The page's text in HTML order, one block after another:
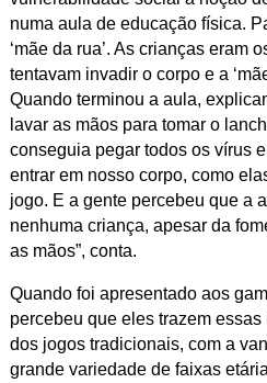
numa aula de educação física.
‘mãe da rua’. As crianças eram
tentavam invadir o corpo e a
Quando terminou a aula,
lavar as mãos para tomar o
conseguia pegar todos os vírus
entrar em nosso corpo, como
jogo. E a gente percebeu que a
nenhuma criança, apesar da
as mãos”, conta.
Quando foi apresentado aos
percebeu que eles trazem
dos jogos tradicionais, com a
grande variedade de faixas